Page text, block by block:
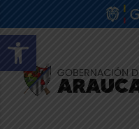
Abrir barra de herramientas